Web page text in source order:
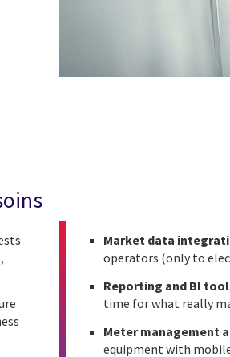
Market data
operators (only to
Reporting and BI
time for what really
Meter management
equipment with